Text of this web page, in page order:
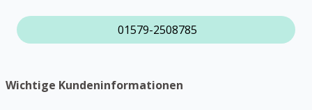
01579-2508785
Wichtige Kundeninformationen